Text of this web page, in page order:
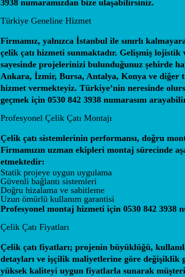
3938 numaramızdan bize ulaşabilirsiniz.
Türkiye Geneline Hizmet
Firmamız, yalnızca İstanbul ile sınırlı
çelik çatı hizmeti sunmaktadır. Gelişmiş lojistik
sayesinde projelerinizi bulunduğunuz şehirde
Ankara, İzmir, Bursa, Antalya, Konya ve diğer
hizmet vermekteyiz. Türkiye’nin neresinde
geçmek için 0530 842 3938 numarasını
Profesyonel Çelik Çatı Montajı
Çelik çatı sistemlerinin performansı, doğru
Firmamızın uzman ekipleri montaj sürecinde
etmektedir:
Statik projeye uygun uygulama
Güvenli bağlantı sistemleri
Doğru hizalama ve sabitleme
Uzun ömürlü kullanım garantisi
Profesyonel montaj hizmeti için 0530 842 3938
Çelik Çatı Fiyatları
Çelik çatı fiyatları; projenin büyüklüğü,
detayları ve işçilik maliyetlerine göre değişiklik
yüksek kaliteyi uygun fiyatlarla sunarak